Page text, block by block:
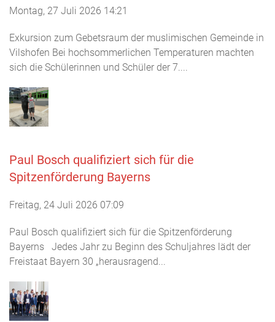
Montag, 27 Juli 2026 14:21
Exkursion zum Gebetsraum der muslimischen Gemeinde in
Vilshofen Bei hochsommerlichen Temperaturen machten
sich die Schülerinnen und Schüler der 7....
Paul Bosch qualifiziert sich für die
Spitzenförderung Bayerns
Freitag, 24 Juli 2026 07:09
Paul Bosch qualifiziert sich für die Spitzenförderung
Bayerns Jedes Jahr zu Beginn des Schuljahres lädt der
Freistaat Bayern 30 „herausragend...